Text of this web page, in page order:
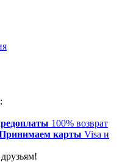
100% возврат
карты Visa и